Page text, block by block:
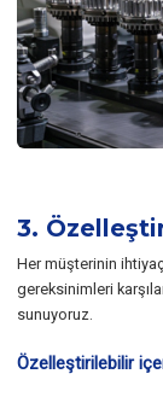
3.
Her müşterinin
gereksinimleri
sunuyoruz.
Özelleştirilebilir